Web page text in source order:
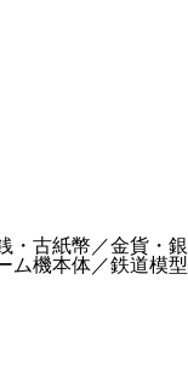
・古紙幣／金貨・銀
ム機本体／鉄道模型